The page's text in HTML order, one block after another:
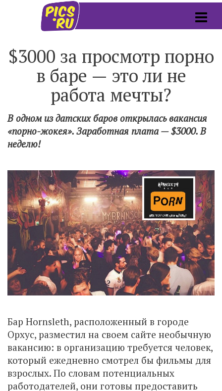
$3000 за просмотр порно
в баре — это ли не
работа мечты?
В одном из датских баров открылась вакансия
«порно-жокея». Заработная плата — $3000. В
неделю!
Бар Hornsleth, расположенный в городе
Орхус, разместил на своем сайте необычную
вакансию: в организацию требуется человек,
который ежедневно смотрел бы фильмы для
взрослых. По словам потенциальных
работодателей, они готовы предоставить